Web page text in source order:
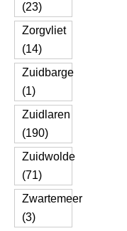
(23)
Zorgvliet
(14)
Zuidbarge
(1)
Zuidlaren
(190)
Zuidwolde
(71)
Zwartemeer
(3)